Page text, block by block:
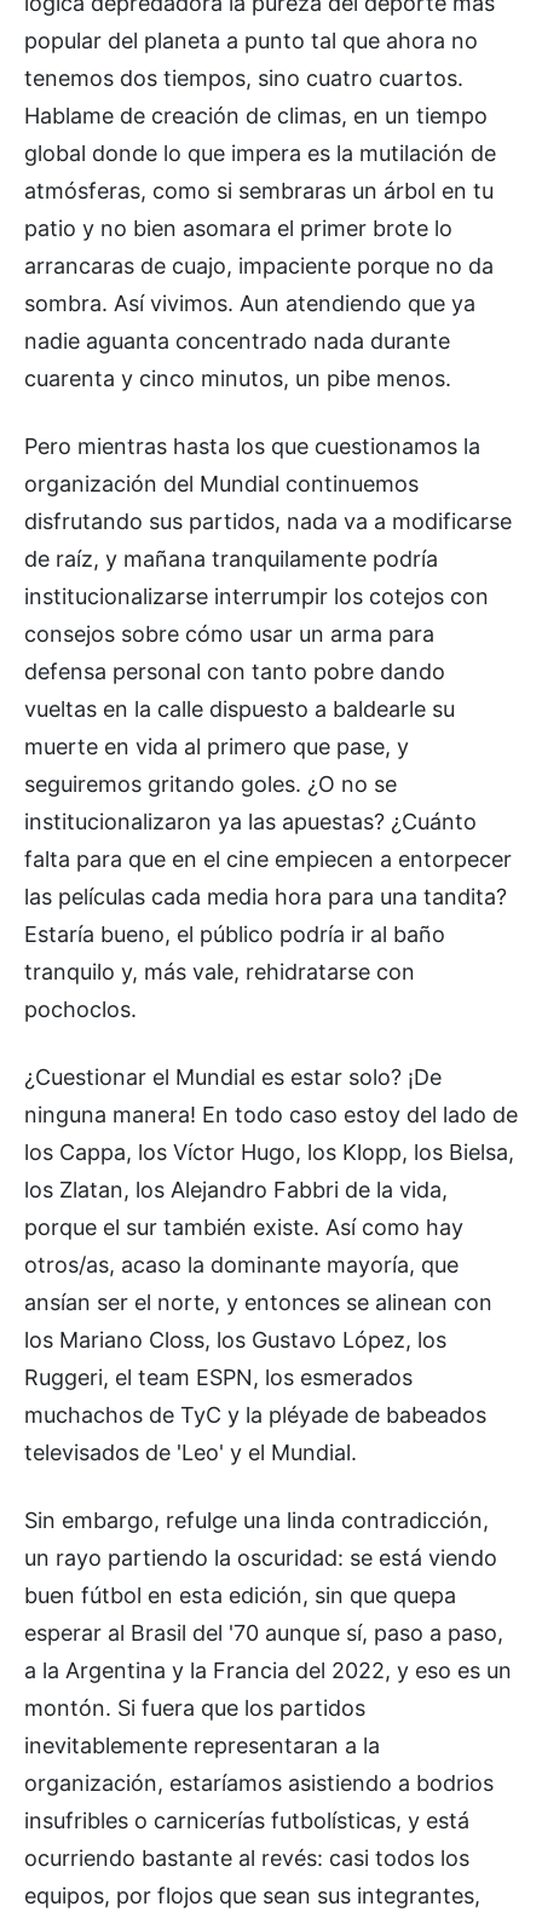
popular del planeta a punto tal que ahora no
tenemos dos tiempos, sino cuatro cuartos.
Hablame de creación de climas, en un tiempo
global donde lo que impera es la mutilación de
atmósferas, como si sembraras un árbol en tu
patio y no bien asomara el primer brote lo
arrancaras de cuajo, impaciente porque no da
sombra. Así vivimos. Aun atendiendo que ya
nadie aguanta concentrado nada durante
cuarenta y cinco minutos, un pibe menos.
Pero mientras hasta los que cuestionamos la
organización del Mundial continuemos
disfrutando sus partidos, nada va a modificarse
de raíz, y mañana tranquilamente podría
institucionalizarse interrumpir los cotejos con
consejos sobre cómo usar un arma para
defensa personal con tanto pobre dando
vueltas en la calle dispuesto a baldearle su
muerte en vida al primero que pase, y
seguiremos gritando goles. ¿O no se
institucionalizaron ya las apuestas? ¿Cuánto
falta para que en el cine empiecen a entorpecer
las películas cada media hora para una tandita?
Estaría bueno, el público podría ir al baño
tranquilo y, más vale, rehidratarse con
pochoclos.
¿Cuestionar el Mundial es estar solo? ¡De
ninguna manera! En todo caso estoy del lado de
los Cappa, los Víctor Hugo, los Klopp, los Bielsa,
los Zlatan, los Alejandro Fabbri de la vida,
porque el sur también existe. Así como hay
otros/as, acaso la dominante mayoría, que
ansían ser el norte, y entonces se alinean con
los Mariano Closs, los Gustavo López, los
Ruggeri, el team ESPN, los esmerados
muchachos de TyC y la pléyade de babeados
televisados de 'Leo' y el Mundial.
Sin embargo, refulge una linda contradicción,
un rayo partiendo la oscuridad: se está viendo
buen fútbol en esta edición, sin que quepa
esperar al Brasil del '70 aunque sí, paso a paso,
a la Argentina y la Francia del 2022, y eso es un
montón. Si fuera que los partidos
inevitablemente representaran a la
organización, estaríamos asistiendo a bodrios
insufribles o carnicerías futbolísticas, y está
ocurriendo bastante al revés: casi todos los
equipos, por flojos que sean sus integrantes,